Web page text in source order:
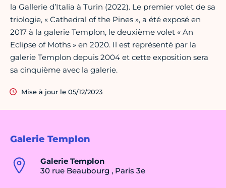
Galerie Templon
Galerie Templon
30 rue Beaubourg , Paris 3e
la Gallerie d’Italia à Turin (2022). Le premier volet de sa
triologie, « Cathedral of the Pines », a été exposé en
2017 à la galerie Templon, le deuxième volet « An
Eclipse of Moths » en 2020. Il est représenté par la
galerie Templon depuis 2004 et cette exposition sera
sa cinquième avec la galerie.
Mise à jour le 05/12/2023